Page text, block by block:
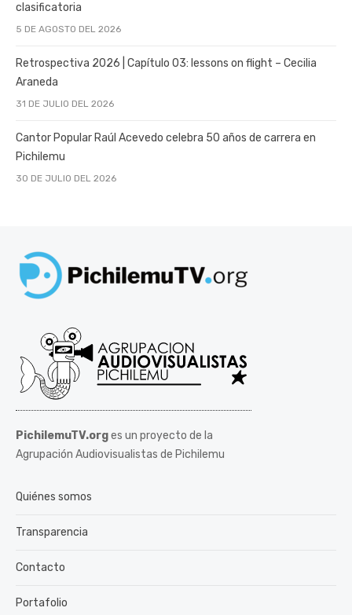
clasificatoria
5 DE AGOSTO DEL 2026
Retrospectiva 2026 | Capítulo 03: lessons on flight – Cecilia
Araneda
31 DE JULIO DEL 2026
Cantor Popular Raúl Acevedo celebra 50 años de carrera en
Pichilemu
30 DE JULIO DEL 2026
PichilemuTV.orges un proyecto de la
Agrupación Audiovisualistas de Pichilemu
Quiénes somos
Transparencia
Contacto
Portafolio